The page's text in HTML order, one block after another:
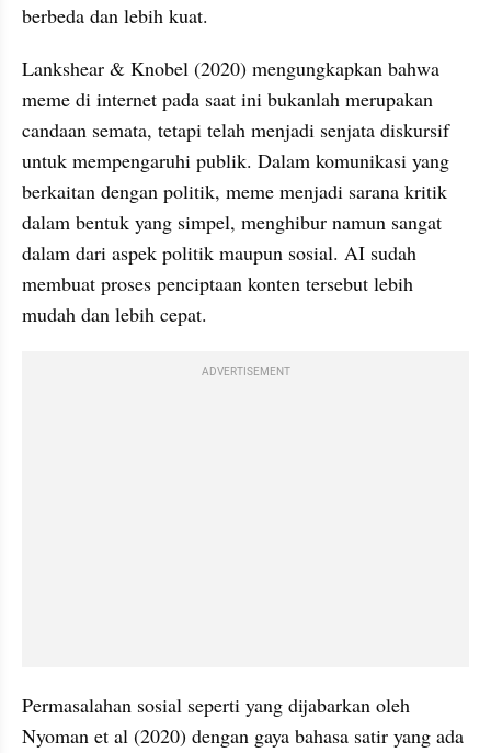
berbeda dan lebih kuat.
Lankshear & Knobel (2020) mengungkapkan bahwa
meme di internet pada saat ini bukanlah merupakan
candaan semata, tetapi telah menjadi senjata diskursif
untuk mempengaruhi publik. Dalam komunikasi yang
berkaitan dengan politik, meme menjadi sarana kritik
dalam bentuk yang simpel, menghibur namun sangat
dalam dari aspek politik maupun sosial. AI sudah
membuat proses penciptaan konten tersebut lebih
mudah dan lebih cepat.
ADVERTISEMENT
Permasalahan sosial seperti yang dijabarkan oleh
Nyoman et al (2020) dengan gaya bahasa satir yang ada